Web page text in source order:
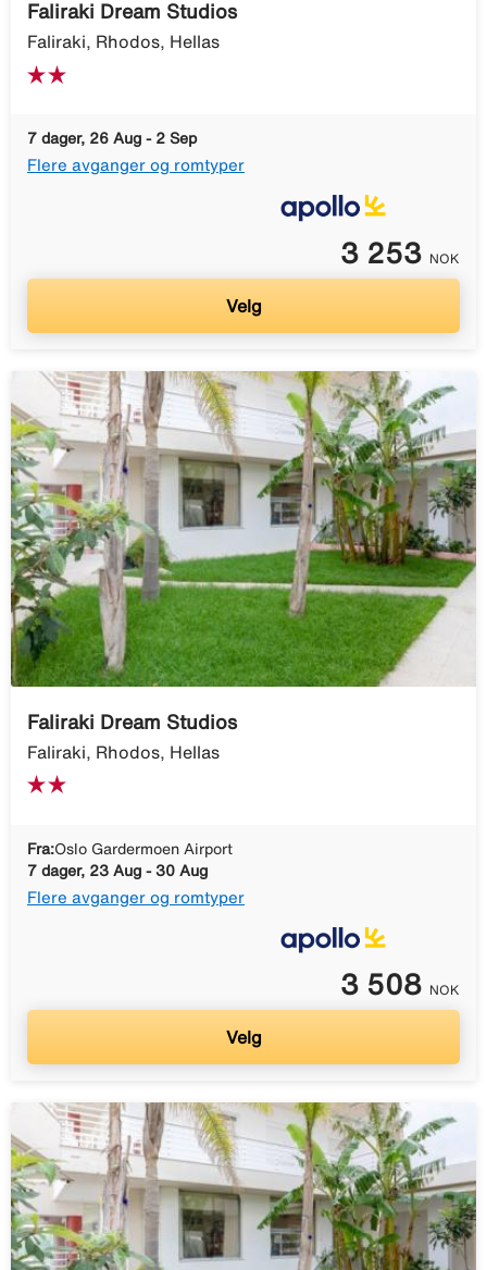
Faliraki Dream Studios
Faliraki, Rhodos, Hellas
7 dager, 26 Aug - 2 Sep
Flere avganger og romtyper
3 253 NOK
Velg
Faliraki Dream Studios
Faliraki, Rhodos, Hellas
Fra:Oslo Gardermoen Airport
7 dager, 23 Aug - 30 Aug
Flere avganger og romtyper
3 508 NOK
Velg